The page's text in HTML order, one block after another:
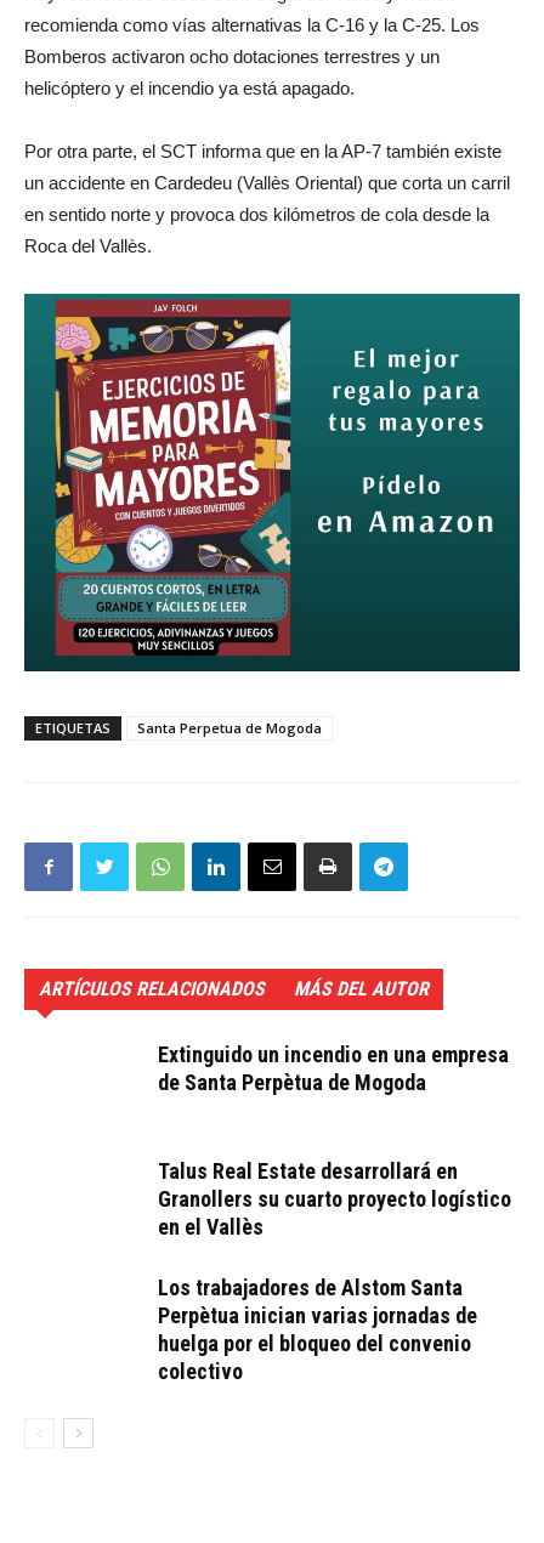
recomienda como vías alternativas la C-16 y la C-25. Los
Bomberos activaron ocho dotaciones terrestres y un
helicóptero y el incendio ya está apagado.
Por otra parte, el SCT informa que en la AP-7 también existe
un accidente en Cardedeu (Vallès Oriental) que corta un carril
en sentido norte y provoca dos kilómetros de cola desde la
Roca del Vallès.
ETIQUETAS Santa Perpetua de Mogoda
ARTÍCULOS RELACIONADOS MÁS DEL AUTOR
Extinguido un incendio en una empresa
de Santa Perpètua de Mogoda
Talus Real Estate desarrollará en
Granollers su cuarto proyecto logístico
en el Vallès
Los trabajadores de Alstom Santa
Perpètua inician varias jornadas de
huelga por el bloqueo del convenio
colectivo